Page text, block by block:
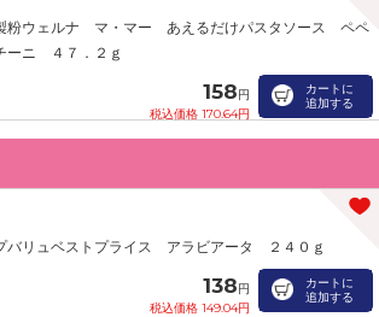
粉ウェルナ マ・マー あえるだけパスタソース ペペ
ーニ ４７．２ｇ
158円
税込価格 170.64円
カートに
追加する
バリュベストプライス アラビアータ ２４０ｇ
138円
税込価格 149.04円
カートに
追加する